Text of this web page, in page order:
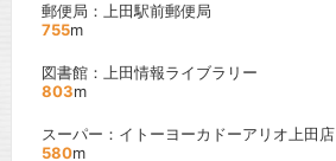
郵便局：上田駅前郵便局
755m
図書館：上田情報ライブラリー
803m
スーパー：イトーヨーカドーアリオ上田店
580m